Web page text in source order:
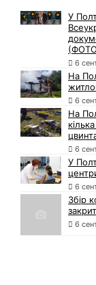
У
6
На
6
На
6
У
6
Збір
6